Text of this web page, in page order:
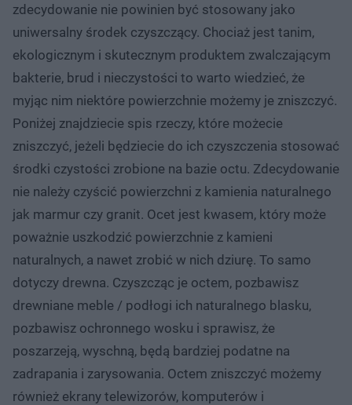
zdecydowanie nie powinien być stosowany jako
uniwersalny środek czyszczący. Chociaż jest tanim,
ekologicznym i skutecznym produktem zwalczającym
bakterie, brud i nieczystości to warto wiedzieć, że
myjąc nim niektóre powierzchnie możemy je zniszczyć.
Poniżej znajdziecie spis rzeczy, które możecie
zniszczyć, jeżeli będziecie do ich czyszczenia stosować
środki czystości zrobione na bazie octu. Zdecydowanie
nie należy czyścić powierzchni z kamienia naturalnego
jak marmur czy granit. Ocet jest kwasem, który może
poważnie uszkodzić powierzchnie z kamieni
naturalnych, a nawet zrobić w nich dziurę. To samo
dotyczy drewna. Czyszcząc je octem, pozbawisz
drewniane meble / podłogi ich naturalnego blasku,
pozbawisz ochronnego wosku i sprawisz, że
poszarzeją, wyschną, będą bardziej podatne na
zadrapania i zarysowania. Octem zniszczyć możemy
również ekrany telewizorów, komputerów i